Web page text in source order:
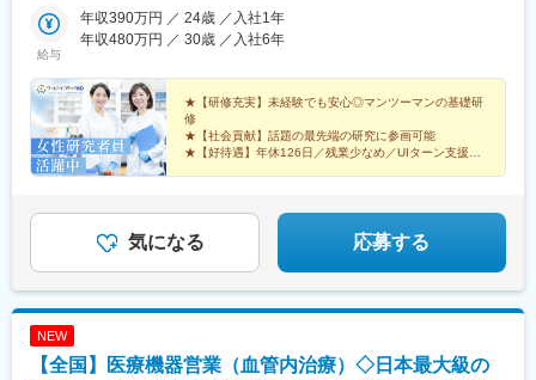
プロジェクトを用意。※勤務地は希望を最大限考慮して決定しま
す。※U・Iターン歓迎！住宅補助あり（月6万7000円まで会社補
好きな場所で研究をしたい方も、ご希望をお聞かせください！詳
細は選考時にご案内いたします。【配属先企業の一例】中外製薬
株式会社中外製薬工業株式会社株式会社明治堺化学工業株式会社
日本化薬株式会社日東電工株式会社 豊橋事業所ニプロファーマ株
式会社 大舘工場株式会社カネカ株式会社DNPファインケミカル宇
都宮株式会社中外医科学研究所東邦チタニウム株式会社高田製薬
化学EMS株式会社株式会社エネコート 他
給与
年収390万円 ／ 24歳 ／入社1年
年収480万円 ／ 30歳 ／入社6年
★【研修充実】未経験でも安心◎マンツーマンの基礎研
修
★【社会貢献】話題の最先端の研究に参画可能
★【好待遇】年休126日／残業少なめ／UIターン支援充
気になる 応募する
NEW
【全国】医療機器営業（血管内治療）◇日本最大級の